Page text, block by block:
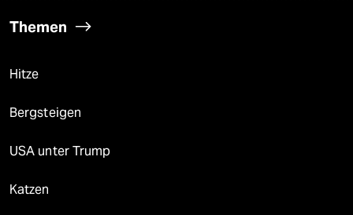
Themen
Hitze
Bergsteigen
USA unter Trump
Katzen